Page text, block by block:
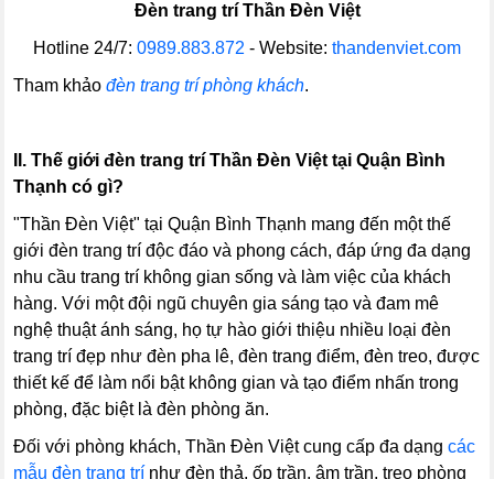
Đèn trang trí Thần Đèn Việt
Hotline 24/7: 0989.883.872 - Website: thandenviet.com
Tham khảođèn trang trí phòng khách.
II. Thế giới đèn trang trí Thần Đèn Việttại Quận Bình
Thạnhcó gì?
"Thần Đèn Việt" tại Quận Bình Thạnh mang đến một thế
giới đèn trang trí độc đáo và phong cách, đáp ứng đa dạng
nhu cầu trang trí không gian sống và làm việc của khách
hàng. Với một đội ngũ chuyên gia sáng tạo và đam mê
nghệ thuật ánh sáng, họ tự hào giới thiệu nhiều loại đèn
trang trí đẹp như đèn pha lê, đèn trang điểm, đèn treo, được
thiết kế để làm nổi bật không gian và tạo điểm nhấn trong
phòng, đặc biệt là đèn phòng ăn.
Đối với phòng khách, Thần Đèn Việt cung cấp đa dạngcác
mẫu đèn trang trí như đèn thả, ốp trần, âm trần, treo phòng